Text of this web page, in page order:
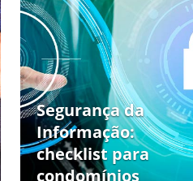
Segurança da
Informação:
checklist para
condomínios